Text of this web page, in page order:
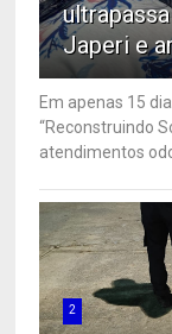
Japeri e
Em apenas 15
“Reconstruindo
atendimentos
2